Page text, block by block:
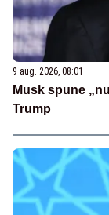
9 aug. 2026, 08:01
Musk spune
Trump